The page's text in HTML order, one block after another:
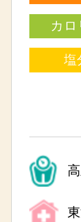
カロ
塩